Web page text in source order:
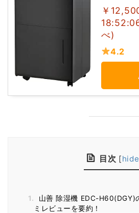
￥
べ)
4.2
目次 [hide
1.
山善 除湿機 EDC-H60(DGY)
ミレビューを要約！